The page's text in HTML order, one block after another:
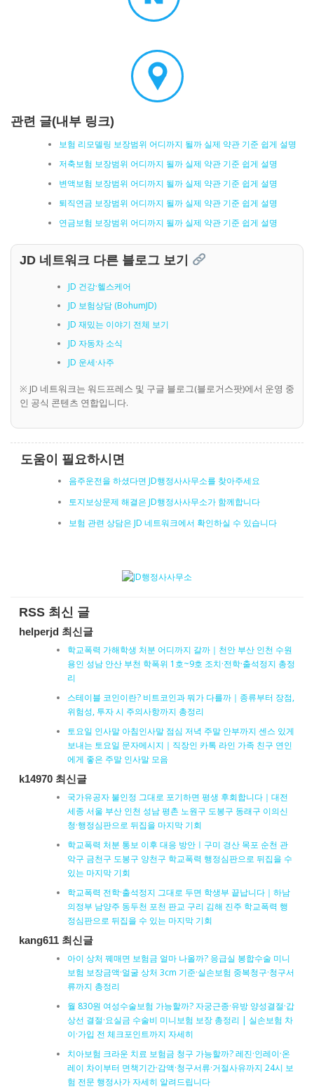
관련 글(내부 링크)
보험 리모델링 보장범위 어디까지 될까 실제 약관 기준 쉽게 설명
저축보험 보장범위 어디까지 될까 실제 약관 기준 쉽게 설명
변액보험 보장범위 어디까지 될까 실제 약관 기준 쉽게 설명
퇴직연금 보장범위 어디까지 될까 실제 약관 기준 쉽게 설명
연금보험 보장범위 어디까지 될까 실제 약관 기준 쉽게 설명
JD 네트워크 다른 블로그 보기
JD 건강·헬스케어
JD 보험상담 (BohumJD)
JD 재밌는 이야기 전체 보기
JD 자동차 소식
JD 운세·사주
※ JD 네트워크는 워드프레스 및 구글 블로그(블로거스팟)에서 운영 중
인 공식 콘텐츠 연합입니다.
도움이 필요하시면
음주운전을 하셨다면 JD행정사사무소를 찾아주세요
토지보상문제 해결은 JD행정사사무소가 함께합니다
보험 관련 상담은 JD 네트워크에서 확인하실 수 있습니다
RSS 최신 글
helperjd 최신글
학교폭력 가해학생 처분 어디까지 갈까｜천안 부산 인천 수원
용인 성남 안산 부천 학폭위 1호~9호 조치·전학·출석정지 총정
리
스테이블 코인이란? 비트코인과 뭐가 다를까｜종류부터 장점,
위험성, 투자 시 주의사항까지 총정리
토요일 인사말 아침인사말 점심 저녁 주말 안부까지 센스 있게
보내는 토요일 문자메시지｜직장인 카톡 라인 가족 친구 연인
에게 좋은 주말 인사말 모음
k14970 최신글
국가유공자 불인정 그대로 포기하면 평생 후회합니다｜대전
세종 서울 부산 인천 성남 평촌 노원구 도봉구 동래구 이의신
청·행정심판으로 뒤집을 마지막 기회
학교폭력 처분 통보 이후 대응 방안ㅣ구미 경산 목포 순천 관
악구 금천구 도봉구 양천구 학교폭력 행정심판으로 뒤집을 수
있는 마지막 기회
학교폭력 전학·출석정지 그대로 두면 학생부 끝납니다｜하남
의정부 남양주 동두천 포천 판교 구리 김해 진주 학교폭력 행
정심판으로 뒤집을 수 있는 마지막 기회
kang611 최신글
아이 상처 꿰매면 보험금 얼마 나올까? 응급실 봉합수술 미니
보험 보장금액·얼굴 상처 3cm 기준·실손보험 중복청구·청구서
류까지 총정리
월 830원 여성수술보험 가능할까? 자궁근종·유방 양성결절·갑
상선 결절·요실금 수술비 미니보험 보장 총정리 | 실손보험 차
이·가입 전 체크포인트까지 자세히
치아보험 크라운 치료 보험금 청구 가능할까? 레진·인레이·온
레이 차이부터 면책기간·감액·청구서류·거절사유까지 24시 보
험 전문 행정사가 자세히 알려드립니다